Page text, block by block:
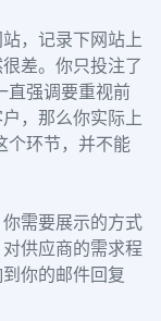
，记录下网站上
差。你只投注了
直强调要重视前
，那么你实际上
个环节，并不能
需要展示的方式
供应商的需求程
你的邮件回复